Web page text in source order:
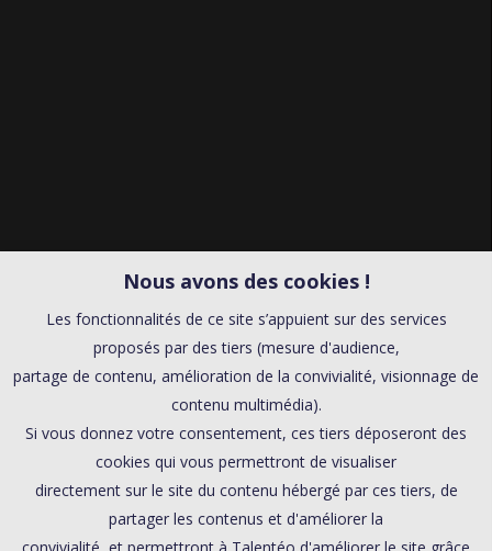
Nous avons des cookies !
Les fonctionnalités de ce site s’appuient sur des services
proposés par des tiers (mesure d'audience,
partage de contenu, amélioration de la convivialité, visionnage de
contenu multimédia).
Si vous donnez votre consentement, ces tiers déposeront des
cookies qui vous permettront de visualiser
directement sur le site du contenu hébergé par ces tiers, de
partager les contenus et d'améliorer la